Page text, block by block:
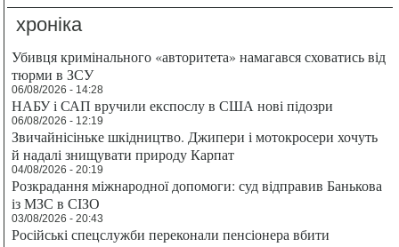
хроніка
Убивця кримінального «авторитета» намагався сховатись від
тюрми в ЗСУ
06/08/2026 - 14:28
НАБУ і САП вручили експослу в США нові підозри
06/08/2026 - 12:19
Звичайнісіньке шкідництво. Джипери і мотокросери хочуть
й надалі знищувати природу Карпат
04/08/2026 - 20:19
Розкрадання міжнародної допомоги: суд відправив Банькова
із МЗС в СІЗО
03/08/2026 - 20:43
Російські спецслужби переконали пенсіонера вбити